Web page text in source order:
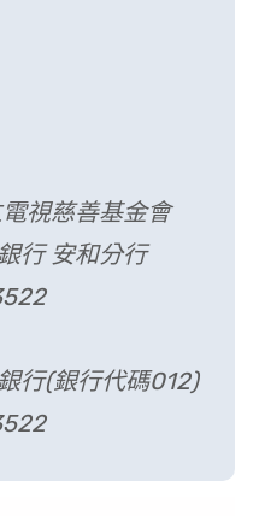
視慈善基金會
行 安和分行
行(銀行代碼012)